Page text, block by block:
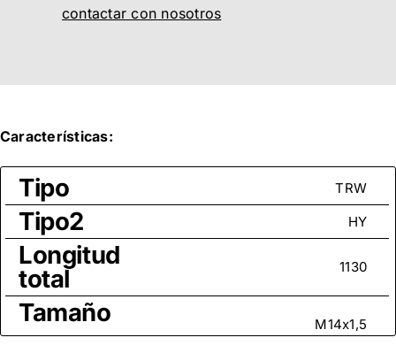
contactar con nosotros
Características:
Tipo TRW
Tipo2 HY
Longitud
total 1130
Tamaño
rosca M14x1,5